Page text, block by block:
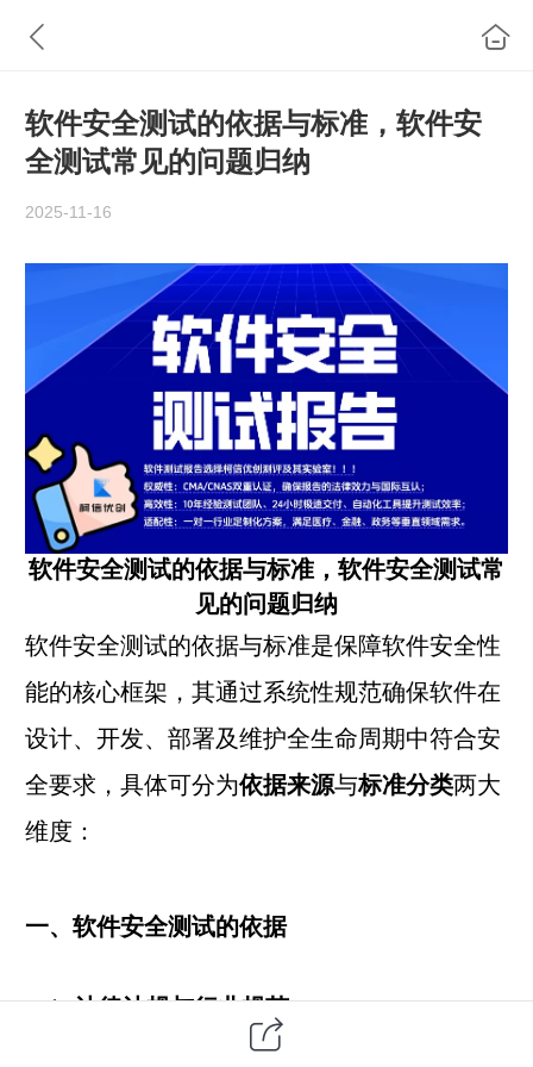
软件安全测试的依据与标准，软件安
全测试常见的问题归纳
2025-11-16
软件安全测试的依据与标准，软件安全测试常
见的问题归纳
软件安全测试的依据与标准是保障软件安全性
能的核心框架，其通过系统性规范确保软件在
设计、开发、部署及维护全生命周期中符合安
全要求，具体可分为依据来源与标准分类两大
维度：
一、软件安全测试的依据
法律法规与行业规范
国内法规如《网络安全法》《数据安全